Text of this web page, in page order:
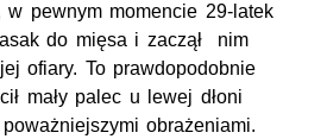
w pewnym momencie 29-latek
do mięsa i zaczął nim
ofiary. To prawdopodobnie
mały palec u lewej dłoni
obrażeniami.